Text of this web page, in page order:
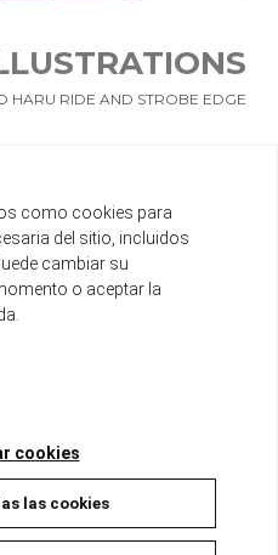
HARU RIDE AND STROBE EDGE
200 páginas
como cookies para
del sitio, incluidos
cambiar su
o aceptar la
cookies
las cookies